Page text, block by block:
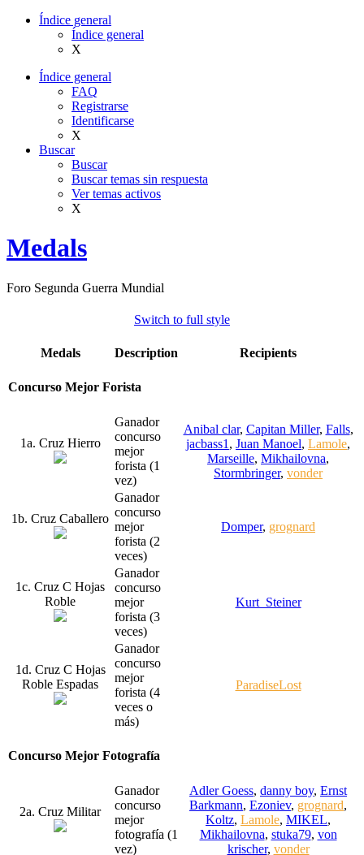
Índice general
Índice general
X
Índice general
FAQ
Registrarse
Identificarse
X
Buscar
Buscar
Buscar temas sin respuesta
Ver temas activos
X
Medals
Foro Segunda Guerra Mundial
Switch to full style
Medals Description Recipients
Concurso Mejor Forista
1a. Cruz Hierro
Ganador
concurso
mejor
forista (1
vez)
Anibal clar, Capitan Miller, Falls,
jacbass1 , Juan Manoel, Lamole,
Marseille, Mikhailovna,
Stormbringer, vonder
1b. Cruz Caballero
Ganador
concurso
mejor
forista (2
veces)
Domper, grognard
1c. Cruz C Hojas
Roble
Ganador
concurso
mejor
forista (3
veces)
Kurt_Steiner
1d. Cruz C Hojas
Roble Espadas
Ganador
concurso
mejor
forista (4
veces o
más)
ParadiseLost
Concurso Mejor Fotografía
2a. Cruz Militar
Ganador
concurso
mejor
fotografía (1
vez)
Adler Goess, danny boy, Ernst
Barkmann, Ezoniev, grognard,
Koltz, Lamole, MIKEL,
Mikhailovna, stuka79, von
krischer, vonder